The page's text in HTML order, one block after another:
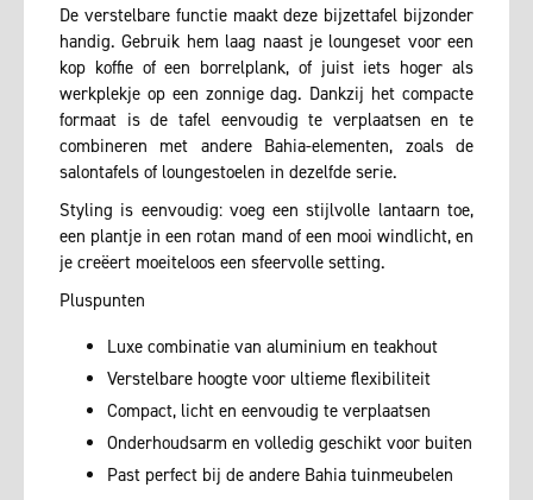
De verstelbare functie maakt deze bijzettafel bijzonder
handig. Gebruik hem laag naast je loungeset voor een
kop koffie of een borrelplank, of juist iets hoger als
werkplekje op een zonnige dag. Dankzij het compacte
formaat is de tafel eenvoudig te verplaatsen en te
combineren met andere Bahia-elementen, zoals de
salontafels of loungestoelen in dezelfde serie.
Styling is eenvoudig: voeg een stijlvolle lantaarn toe,
een plantje in een rotan mand of een mooi windlicht, en
je creëert moeiteloos een sfeervolle setting.
Pluspunten
Luxe combinatie van aluminium en teakhout
Verstelbare hoogte voor ultieme flexibiliteit
Compact, licht en eenvoudig te verplaatsen
Onderhoudsarm en volledig geschikt voor buiten
Past perfect bij de andere Bahia tuinmeubelen